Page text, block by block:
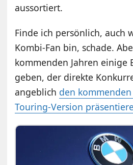
aussortiert.
Finde ich persönlich, auch
Kombi-Fan bin, schade.
kommenden Jahren einige
geben, der direkte
angeblich den
Touring-Version